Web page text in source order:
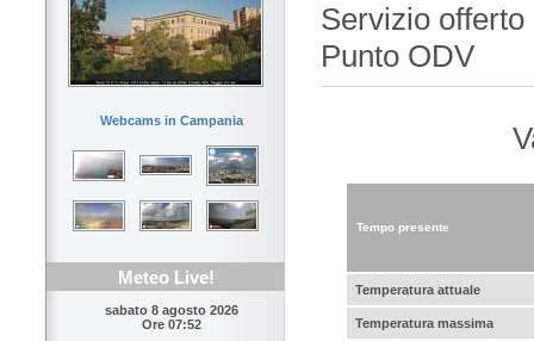
Webcams in Campania
Meteo Live!
sabato 8 agosto 2026
Ore 07:52
Servizio
Punto ODV
Tempo presente
Temperatura attuale
Temperatura massima